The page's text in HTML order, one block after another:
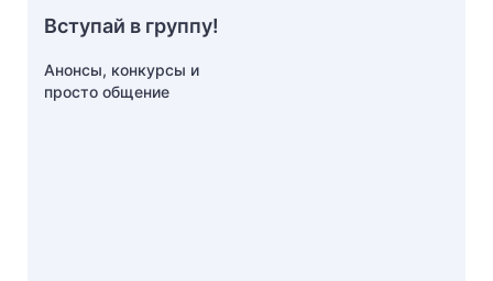
Вступай в группу!
Анонсы, конкурсы и
просто общение